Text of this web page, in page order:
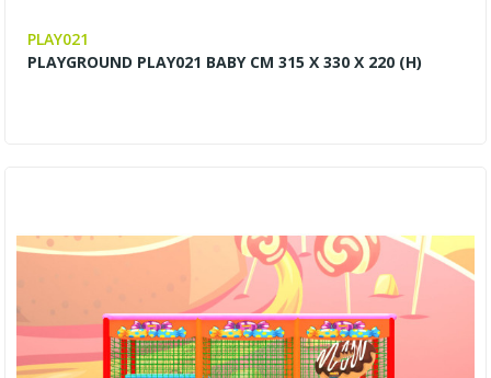
PLAY021
PLAYGROUND PLAY021 BABY CM 315 X 330 X 220 (H)